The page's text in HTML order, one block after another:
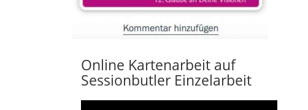
Online Kartenarbeit auf
Sessionbutler Einzelarbeit